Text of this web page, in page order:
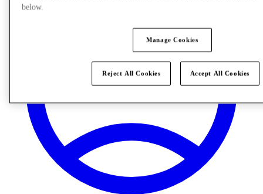
below.
Manage Cookies
Reject All Cookies Accept All Cookies